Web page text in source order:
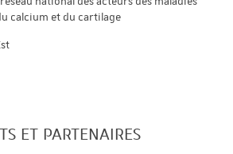
calcium et du cartilage
ET PARTENAIRES